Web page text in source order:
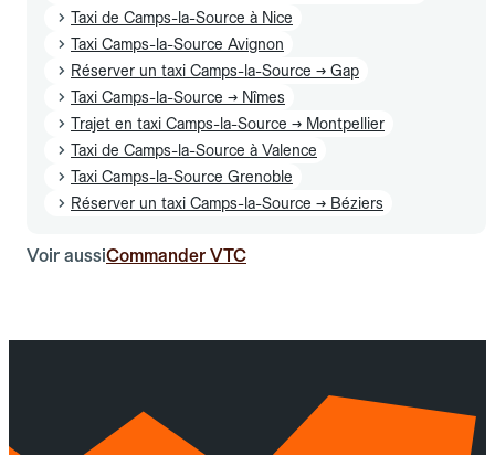
Taxi de Camps-la-Source à Nice
Taxi Camps-la-Source Avignon
Réserver un taxi Camps-la-Source → Gap
Taxi Camps-la-Source → Nîmes
Trajet en taxi Camps-la-Source → Montpellier
Taxi de Camps-la-Source à Valence
Taxi Camps-la-Source Grenoble
Réserver un taxi Camps-la-Source → Béziers
Voir aussiCommander VTC